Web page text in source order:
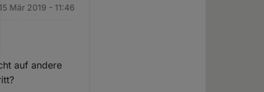
15 Mär 2019 - 11:46
auf andere